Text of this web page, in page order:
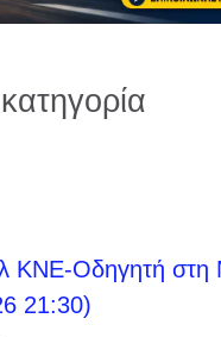
ΚΝΕ-Οδηγητή στη
21:30)